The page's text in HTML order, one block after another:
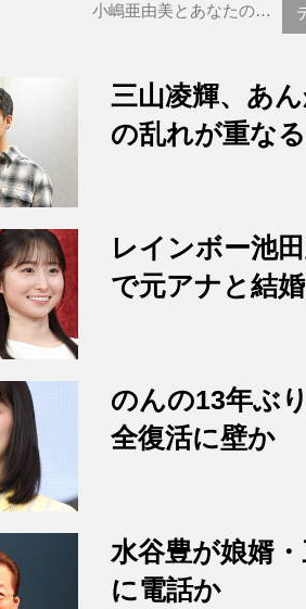
小嶋亜由美とあなたの…
三山凌輝、あ
の乱れが重なる
レインボー池
で元アナと結
のんの13年ぶ
全復活に壁か
水谷豊が娘婿
に電話か